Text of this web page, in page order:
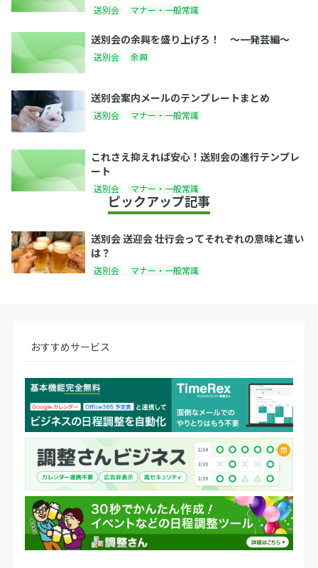
送別会 マナー・一般常識
送別会の余興を盛り上げろ！ 〜一発芸編〜
送別会 余興
送別会案内メールのテンプレートまとめ
送別会 マナー・一般常識
これさえ抑えれば安心！送別会の進行テンプレ
ート
送別会 マナー・一般常識
ピックアップ記事
送別会 送迎会 壮行会ってそれぞれの意味と違い
は？
送別会 マナー・一般常識
おすすめサービス